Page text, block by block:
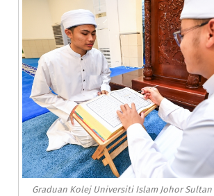
Graduan Kolej Universiti Islam Johor Sultan